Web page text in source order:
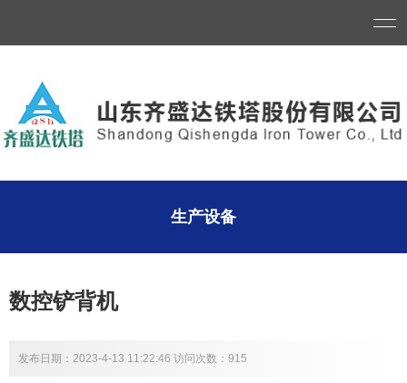
生产设备
数控铲背机
发布日期：2023-4-13 11:22:46 访问次数：915